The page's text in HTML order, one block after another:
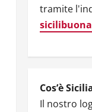
tramite
Cos’è
Il nostro